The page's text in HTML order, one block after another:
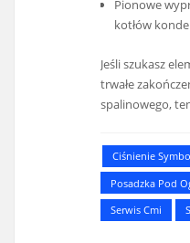
Pionowe
kotłów
Jeśli szukasz
trwałe
spalinowego,
Ciśnienie
Posadzka Pod
Serwis Cmi